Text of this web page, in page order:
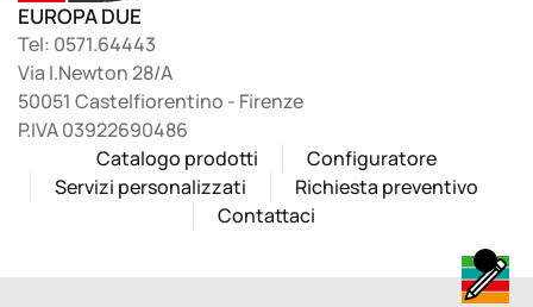
EUROPA DUE
Tel: 0571.64443
Via I.Newton 28/A
50051 Castelfiorentino - Firenze
P.IVA 03922690486
Catalogo prodotti
Configuratore
Servizi personalizzati
Richiesta preventivo
Contattaci